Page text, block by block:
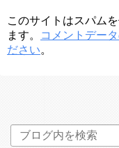
このサイトはスパム
ます。
コメントデー
ださい。